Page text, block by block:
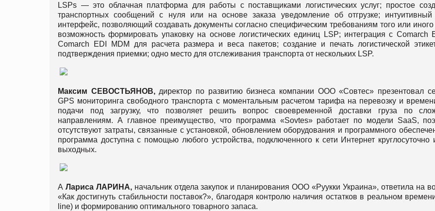
LSPs — это облачная платформа для работы с поставщиками логистических услуг; простое
транспортных сообщений с нуля или на основе заказа уведомление об отгрузке;
интерфейс, позволяющий создавать документы согласно специфическим требованиям того или иного
возможность формировать упаковку на основе логистических единиц LSP; интеграция с Comarch
Comarch EDI MDM для расчета размера и веса пакетов; создание и печать логистической
подтверждения приемки; одно место для отслеживания транспорта от нескольких LSP.
Максим СЕВОСТЬЯНОВ, директор по развитию бизнеса компании ООО «Совтес» презентовал
GPS мониторинга свободного транспорта с моментальным расчетом тарифа на перевозку и
подачи под загрузку, что позволяет решить вопрос своевременной доставки груза по
направлениям. А главное преимущество, что программа «Sovtes» работает по модели SaaS,
отсутствуют затраты, связанные с установкой, обновлением оборудования и программного
программа доступна с помощью любого устройства, подключенного к сети Интернет круглосуточно
выходных.
А Лариса ЛАРИНА, начальник отдела закупок и планирования ООО «Руукки Украина», ответила на
«Как достигнуть стабильности поставок?», благодаря контролю наличия остатков в реальном
line) и формированию оптимального товарного запаса.